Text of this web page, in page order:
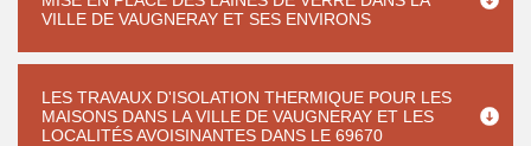
VILLE DE VAUGNERAY ET SES ENVIRONS
LES TRAVAUX D'ISOLATION THERMIQUE POUR LES
MAISONS DANS LA VILLE DE VAUGNERAY ET LES
LOCALITÉS AVOISINANTES DANS LE 69670